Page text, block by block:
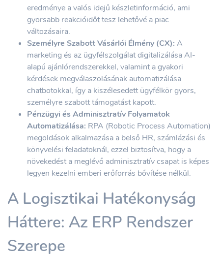
eredménye a valós idejű készletinformáció, ami
gyorsabb reakcióidőt tesz lehetővé a piac
változásaira.
Személyre Szabott Vásárlói Élmény (CX): A
marketing és az ügyfélszolgálat digitalizálása AI-
alapú ajánlórendszerekkel, valamint a gyakori
kérdések megválaszolásának automatizálása
chatbotokkal, így a kiszélesedett ügyfélkör gyors,
személyre szabott támogatást kapott.
Pénzügyi és Adminisztratív Folyamatok
Automatizálása: RPA (Robotic Process Automation)
megoldások alkalmazása a belső HR, számlázási és
könyvelési feladatoknál, ezzel biztosítva, hogy a
növekedést a meglévő adminisztratív csapat is képes
legyen kezelni emberi erőforrás bővítése nélkül.
A Logisztikai Hatékonyság
Háttere: Az ERP Rendszer
Szerepe